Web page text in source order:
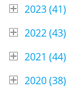
2023 (41)
2022 (43)
2021 (44)
2020 (38)